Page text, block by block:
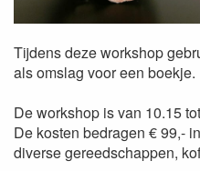
Tijdens deze workshop
als omslag voor een boekje.
De workshop is van 10.15
De kosten bedragen € 99,-
diverse gereedschappen,